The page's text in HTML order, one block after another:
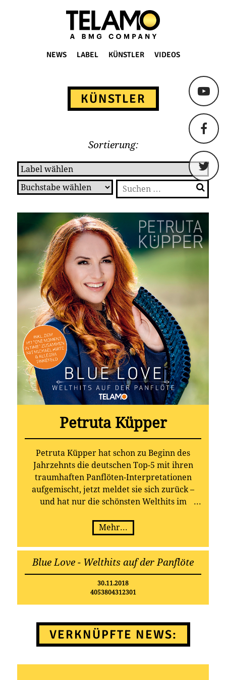
TELAMO
NEWS LABEL KÜNSTLER VIDEOS
KÜNSTLER
Sortierung:
Suchen
nach:
Petruta Küpper
Petruta Küpper hat schon zu Beginn des
Jahrzehnts die deutschen Top-5 mit ihren
traumhaften Panflöten-Interpretationen
aufgemischt, jetzt meldet sie sich zurück –
und hat nur die schönsten Welthits im
Welthits auf der Panflöte“ erscheint am 30.
November 2018 bei TELAMO.
Nach ihrem sensationellen Erfolg beim
„Supertalent“ im Jahr 2009 gelang Petruta
Küpper etwas, das nur ganz wenige schaffen:
Sie eroberte die Charts mit einem
Millionenpublikum begeistert – weshalb auch
ihr von Dieter Bohlen produzierter Erstling
„Panträume“ postwendend die Spitzenregion
Mehr...
Blue Love - Welthits auf der Panflöte
30.11.2018
4053804312301
VERKNÜPFTE NEWS: